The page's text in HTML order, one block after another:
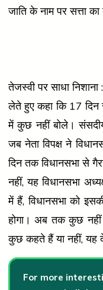
जाति के नाम पर सत्ता
तेजस्वी पर साधा
लेते हुए कहा कि 17
में कुछ नहीं बोले।
जब नेता विपक्ष ने
दिन तक विधानसभा से
नहीं, यह विधानसभा
में हैं, विधानसभा को
होगा। अब तक कुछ नहीं
कुछ कहते हैं या नहीं, यह
For more